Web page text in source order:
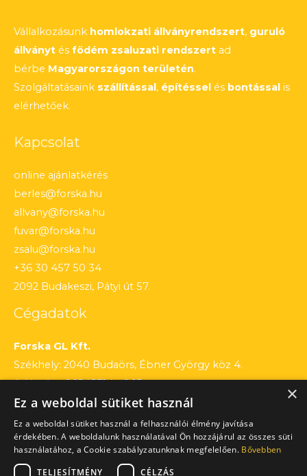
Vállalkozásunk homlokzati állványrendszert, guruló
állványt és födém zsaluzati rendszert ad
bérbe Magyarországon területén.
Szolgáltatásaink szállítással, építéssel és bontással is
elérhetőek.
Kapcsolat
online ajánlatkérés
berles@forska.hu
allvany@forska.hu
fuvar@forska.hu
zsalu@forska.hu
+36 30 457 50 34
2092 Budakeszi, Pátyi út 57.
Cégadatok
Forska GL Kft.
Székhely: 2040 Budaörs, Ébner György köz 4.
Adószám: 26545714 – 2 13
Cégjegyzékszám: 13 – 09 – 195803
Számlaszám: 12010154 – 01660751 – 00100001
×
Ez a weboldal sütiket használ
Ez a weboldal sütiket használ a felhasználói élmény javítása
érdekében. A weboldalunk használatával Ön hozzájárul az összes süti
használatához, a Cookie szabályzatunknak megfelelően. Bővebben
TELJESÍTMÉNY
CÉLZÁS